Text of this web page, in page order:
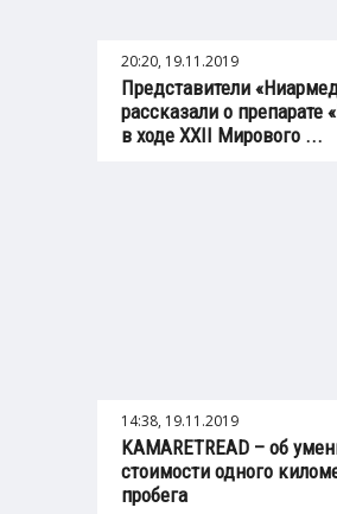
20:20, 19.11.2019
Представители
рассказали о препарате
в ходе XXII Мирового ...
14:38, 19.11.2019
KAMARETREAD – об
стоимости одного
пробега